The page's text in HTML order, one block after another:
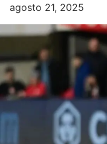
agosto 21, 2025